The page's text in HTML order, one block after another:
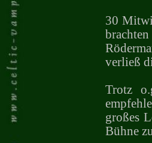
30
verließ
Trotz
großes
Bühne